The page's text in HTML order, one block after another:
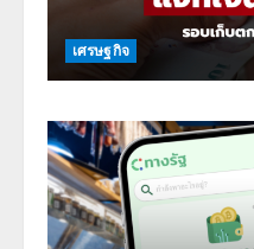
เศรษฐกิจ